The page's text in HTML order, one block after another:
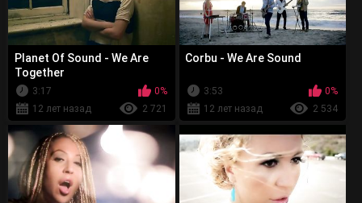
Planet Of Sound - We Are
Together
3:17
0%
12 лет назад
2 721
Corbu - We Are Sound
3:53
0%
12 лет назад
2 534